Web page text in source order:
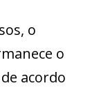
o
o
acordo